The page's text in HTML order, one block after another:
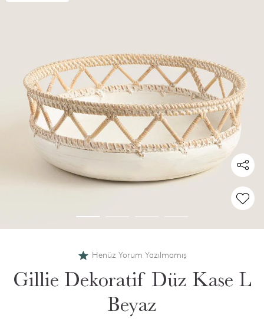
Henüz Yorum Yazılmamış
Gillie Dekoratif Düz Kase L
Beyaz